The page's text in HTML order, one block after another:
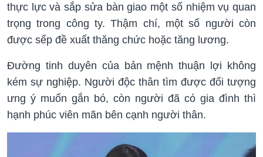
thực lực và sắp sửa bàn giao một số nhiệm vụ quan
trọng trong công ty. Thậm chí, một số người còn
được sếp đề xuất thăng chức hoặc tăng lương.
Đường tinh duyên của bản mệnh thuận lợi không
kém sự nghiệp. Người độc thân tìm được đối tượng
ưng ý muốn gắn bó, còn người đã có gia đình thì
hạnh phúc viên mãn bên cạnh người thân.